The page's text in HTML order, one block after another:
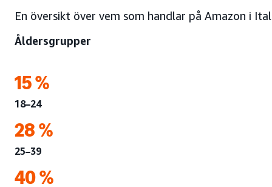
En översikt över vem som handlar på Amazon i
Åldersgrupper
15 %
18–24
28 %
25–39
40 %